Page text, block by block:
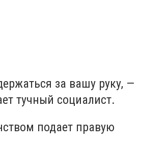
за вашу руку, —
тучный социалист.
подает правую